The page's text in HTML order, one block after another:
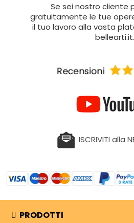
Se sei nostro cliente
gratuitamente le tue
il tuo lavoro alla vasta
bellearti.it.
ISCRIVITI alla
PRODOTTI